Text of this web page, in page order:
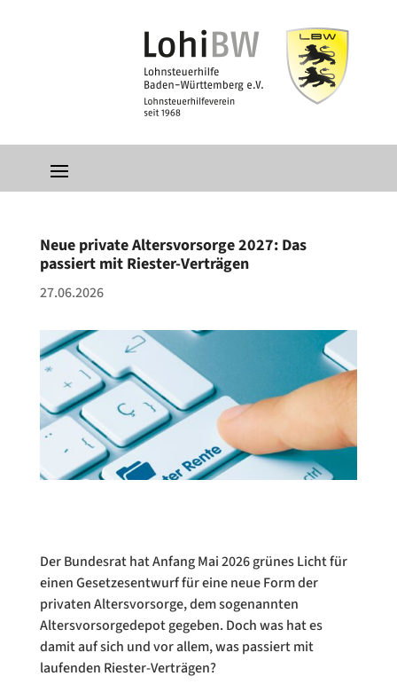
Neue private Altersvorsorge 2027: Das
passiert mit Riester-Verträgen
27.06.2026
Der Bundesrat hat Anfang Mai 2026 grünes Licht für
einen Gesetzesentwurf für eine neue Form der
privaten Altersvorsorge, dem sogenannten
Altersvorsorgedepot gegeben. Doch was hat es
damit auf sich und vor allem, was passiert mit
laufenden Riester-Verträgen?